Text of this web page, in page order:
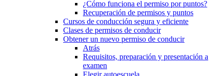
¿Cómo funciona el permiso por puntos?
Recuperación de permisos y puntos
Cursos de conducción segura y eficiente
Clases de permisos de conducir
Obtener un nuevo permiso de conducir
Atrás
Requisitos, preparación y presentación a
examen